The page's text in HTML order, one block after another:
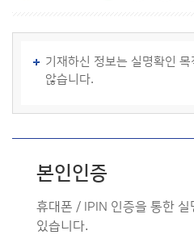
기재하신 정보는 실명확인
않습니다.
본인인증
휴대폰 / IPIN 인증을 통한
있습니다.